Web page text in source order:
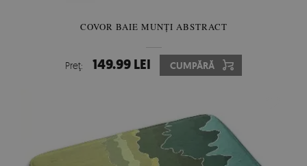
COVOR BAIE MUNȚI ABSTRACT
Preţ: 149.99 LEI CUMPĂRĂ